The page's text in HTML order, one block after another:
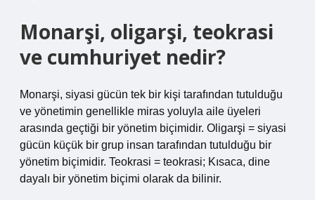
Monarşi, oligarşi, teokrasi
ve cumhuriyet nedir?
Monarşi, siyasi gücün tek bir kişi tarafından tutulduğu
ve yönetimin genellikle miras yoluyla aile üyeleri
arasında geçtiği bir yönetim biçimidir. Oligarşi = siyasi
gücün küçük bir grup insan tarafından tutulduğu bir
yönetim biçimidir. Teokrasi = teokrasi; Kısaca, dine
dayalı bir yönetim biçimi olarak da bilinir.